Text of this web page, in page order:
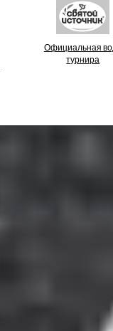
Официальная
турнира